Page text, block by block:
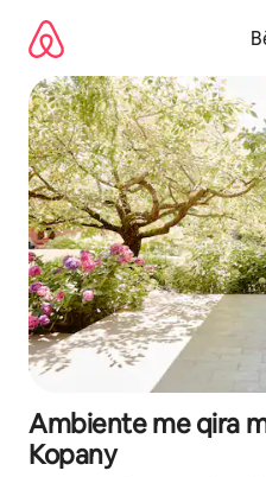
përmbajtja
Ambiente me qira
Kopany